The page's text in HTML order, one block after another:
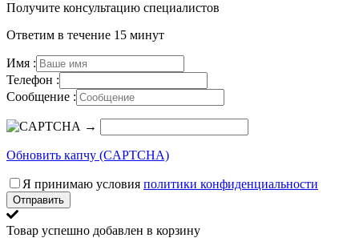
Получите консультацию специалистов
Ответим в течение 15 минут
Имя :
Телефон :
Сообщение :
→
Обновить капчу (CAPTCHA)
Я принимаю условия политики конфиденциальности
Отправить
Товар успешно добавлен в корзину